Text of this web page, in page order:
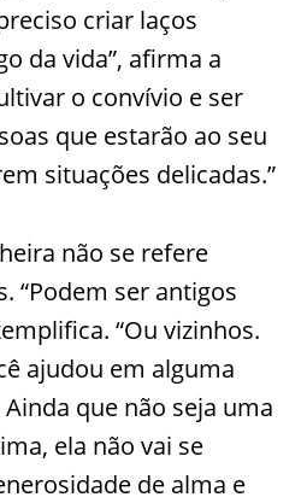
criar laços
da vida”, afirma a
o convívio e ser
que estarão ao seu
situações delicadas.”
não se refere
“Podem ser antigos
“Ou vizinhos.
ajudou em alguma
que não seja uma
ela não vai se
de alma e